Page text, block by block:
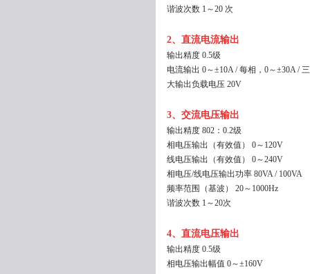
谐波次数 1～20 次
2、直流电流输出
输出精度 0.5级
电流输出 0～±10A / 每相，0～±30A /
大输出负载电压 20V
3、交流电压输出
输出精度 802：0.2级
相电压输出（有效值） 0～120V
线电压输出（有效值） 0～240V
相电压/线电压输出功率 80VA / 100VA
频率范围（基波） 20～1000Hz
谐波次数 1～20次
4、直流电压输出
输出精度 0.5级
相电压输出幅值 0～±160V